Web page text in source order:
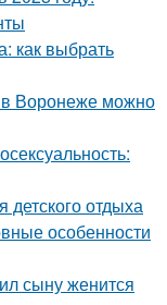
как выбрать
Воронеже можно
детского отдыха
особенности
сыну женится